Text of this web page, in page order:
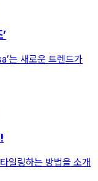
는 새로운 트렌드가
일링하는 방법을 소개